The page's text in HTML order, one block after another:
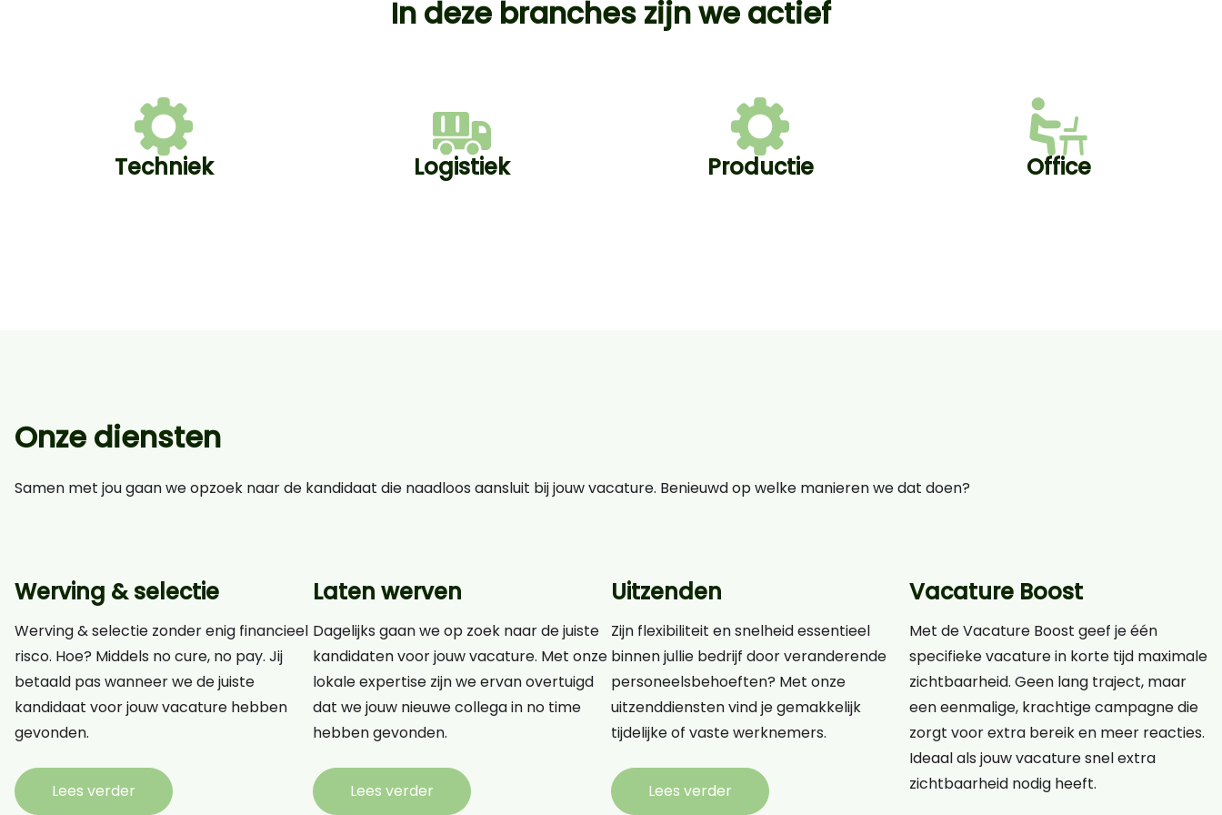
In deze branches zijn we actief
Techniek Logistiek Productie Office
Onze diensten
Samen met jou gaan we opzoek naar de kandidaat die naadloos aansluit bij jouw vacature. Benieuwd op welke manieren we dat doen?
Werving & selectie
Werving & selectie zonder enig financieel
risco. Hoe? Middels no cure, no pay. Jij
betaald pas wanneer we de juiste
kandidaat voor jouw vacature hebben
gevonden.
Lees verder
Laten werven
Dagelijks gaan we op zoek naar de juiste
kandidaten voor jouw vacature. Met onze
lokale expertise zijn we ervan overtuigd
dat we jouw nieuwe collega in no time
hebben gevonden.
Lees verder
Uitzenden
Zijn flexibiliteit en snelheid essentieel
binnen jullie bedrijf door veranderende
personeelsbehoeften? Met onze
uitzenddiensten vind je gemakkelijk
tijdelijke of vaste werknemers.
Lees verder
Vacature Boost
Met de Vacature Boost geef je één
specifieke vacature in korte tijd maximale
zichtbaarheid. Geen lang traject, maar
een eenmalige, krachtige campagne die
zorgt voor extra bereik en meer reacties.
Ideaal als jouw vacature snel extra
zichtbaarheid nodig heeft.